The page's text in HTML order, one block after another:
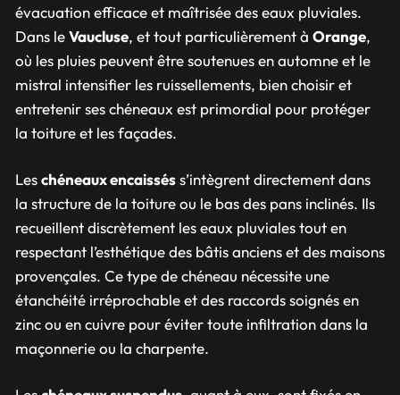
évacuation efficace et maîtrisée des eaux pluviales.
Dans leVaucluse, et tout particulièrement à Orange,
où les pluies peuvent être soutenues en automne et le
mistral intensifier les ruissellements, bien choisir et
entretenir ses chéneaux est primordial pour protéger
la toiture et les façades.
Leschéneaux encaisséss’intègrent directement dans
la structure de la toiture ou le bas des pans inclinés. Ils
recueillent discrètement les eaux pluviales tout en
respectant l’esthétique des bâtis anciens et des maisons
provençales. Ce type de chéneau nécessite une
étanchéité irréprochable et des raccords soignés en
zinc ou en cuivre pour éviter toute infiltration dans la
maçonnerie ou la charpente.